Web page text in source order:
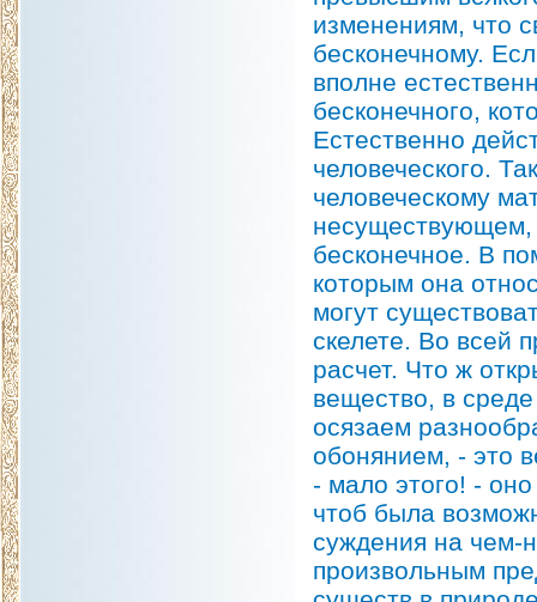
изменениям, что
бесконечному.
вполне
бесконечного,
Естественно
человеческого.
человеческому
несуществующем,
бесконечное. В
которым она
могут
скелете. Во всей
расчет. Что ж
вещество, в
осязаем
обонянием, - это
- мало этого! -
чтоб была
суждения на чем-
произвольным